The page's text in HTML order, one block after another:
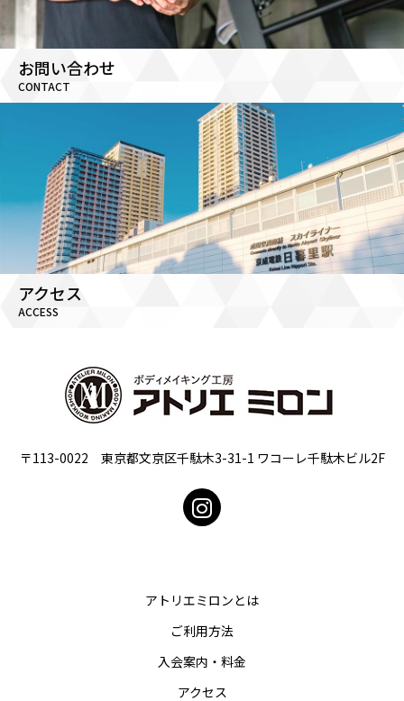
お問い合わせ
CONTACT
アクセス
ACCESS
〒113-0022 東京都文京区千駄木3-31-1 ワコーレ千駄木ビル2F
アトリエミロンとは
ご利用方法
入会案内・料金
アクセス